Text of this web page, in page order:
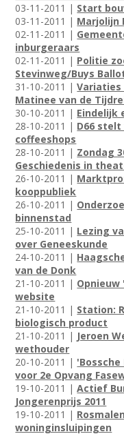
03-11-2011 | Start
03-11-2011 | Marjolijn
02-11-2011 |
inburgeraars
02-11-2011 | Politie
Stevinweg/Buys
31-10-2011 |Variaties
Matinee van de
30-10-2011 | Eindelijk
28-10-2011 | D66
coffeeshops
28-10-2011 | Zondag
Geschiedenis in
26-10-2011 |
kooppubliek
26-10-2011 |
binnenstad
25-10-2011 | Lezing
over Geneeskunde
24-10-2011 |
van de Donk
21-10-2011 |
website
21-10-2011 | Station:
biologisch product
21-10-2011 | Jeroen
wethouder
20-10-2011 | 'Bossche
voor 2e Opvang
19-10-2011 |Actief
Jongerenprijs 2011
19-10-2011 |
woninginsluipingen